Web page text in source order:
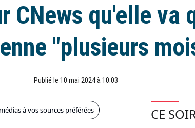
CNews qu'elle va
"plusieurs
Publié le 10 mai 2024 à 10:03
à vos sources préférées CE